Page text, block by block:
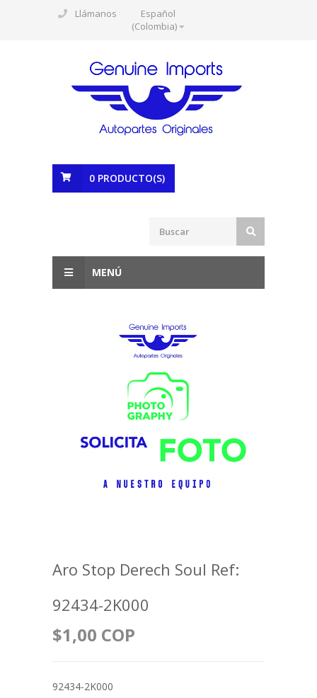
Llámanos
Español
(Colombia)
0 PRODUCTO(S)
MENÚ
Aro Stop Derech Soul Ref:
92434-2K000
$1,00 COP
92434-2K000